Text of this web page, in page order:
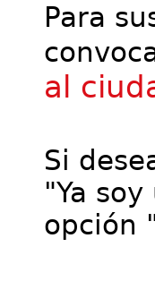
Para
al
Si
"Ya
opción